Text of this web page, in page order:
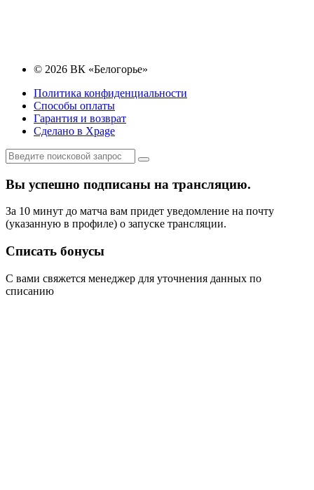
© 2026 ВК «Белогорье»
Политика конфиденциальности
Способы оплаты
Гарантия и возврат
Сделано в Xpage
Вы успешно подписаны на трансляцию.
За 10 минут до матча вам придет уведомление на почту
(указанную в профиле) о запуске трансляции.
Списать бонусы
С вами свяжется менеджер для уточнения данных по
списанию